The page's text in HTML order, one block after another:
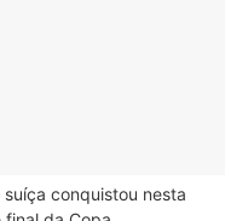
suíça conquistou nesta